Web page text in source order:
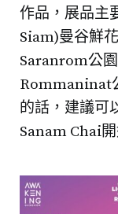
作品，展品主
Siam)曼谷鮮
Saranrom公
Rommaninat
的話，建議可
Sanam Chai